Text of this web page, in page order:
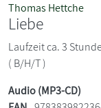
Thomas Hettche
Liebe
Laufzeit ca. 3
( B/H/T )
Audio (MP3-CD)